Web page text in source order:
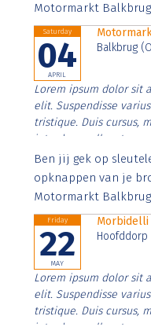
Motormarkt
Saturday
04
APRIL
Balkbrug
Lorem ipsum dolor sit
elit. Suspendisse
tristique. Duis cursus,
interdum nulla, ut
Aenean faucibus nibh
imperdiet. Nunc ut
Ben jij gek op
opknappen van je
Motormarkt
Friday
22
MAY
Morbidelli
Hoofddorp
Lorem ipsum dolor sit
elit. Suspendisse
tristique. Duis cursus,